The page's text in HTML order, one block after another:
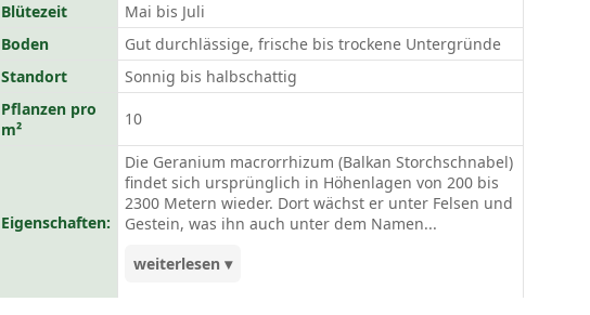
Blütezeit
Mai bis Juli
Boden
Gut durchlässige, frische bis trockene Untergründe
Standort
Sonnig bis halbschattig
Pflanzen pro
m²
10
Eigenschaften:
Die Geranium macrorrhizum (Balkan Storchschnabel)
findet sich ursprünglich in Höhenlagen von 200 bis
2300 Metern wieder. Dort wächst er unter Felsen und
Gestein, was ihn auch unter dem Namen...
weiterlesen ▾